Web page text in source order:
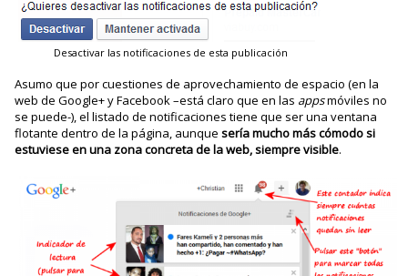
Desactivar las notificaciones de esta publicación
Asumo que por cuestiones de aprovechamiento de espacio (en la
web de Google+ y Facebook –está claro que en las appsmóviles no
se puede-), el listado de notificaciones tiene que ser una ventana
flotante dentro de la página, aunquesería mucho más cómodo si
estuviese en una zona concreta de la web, siempre visible.